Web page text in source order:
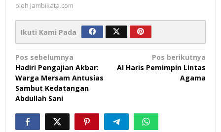
oleh Jambikata.com
Ikuti Kami Pada
Navigasi
pos
Pos sebelumnya
Hadiri Pengajian Akbar:
Warga Mersam Antusias
Sambut Kedatangan
Abdullah Sani
Pos berikutnya
Al Haris Pemimpin Lintas
Agama